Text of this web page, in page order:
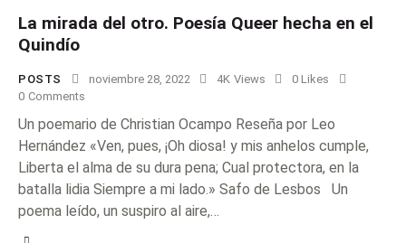
La mirada del otro. Poesía Queer hecha en el
Quindío
POSTS noviembre 28, 2022 4K Views 0 Likes
0 Comments
Un poemario de Christian Ocampo Reseña por Leo
Hernández «Ven, pues, ¡Oh diosa! y mis anhelos cumple,
Liberta el alma de su dura pena; Cual protectora, en la
batalla lidia Siempre a mi lado.» Safo de Lesbos Un
poema leído, un suspiro al aire,…